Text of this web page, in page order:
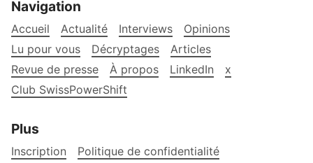
Navigation
Accueil Actualité Interviews
Opinions
Lu pour vous
Décryptages
Articles
Revue de presse
À propos LinkedIn
x
Club SwissPowerShift
Plus
Inscription Politique de confidentialité